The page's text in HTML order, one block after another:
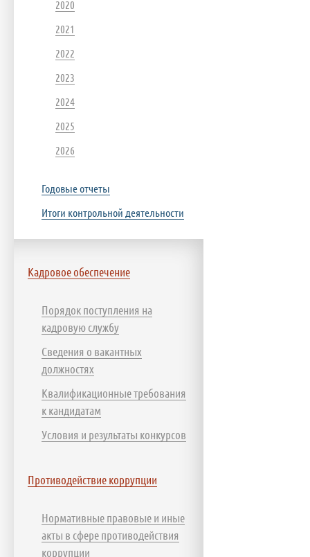
2020
2021
2022
2023
2024
2025
2026
Годовые отчеты
Итоги контрольной деятельности
Кадровое обеспечение
Порядок поступления на
кадровую службу
Сведения о вакантных
должностях
Квалификационные требования
к кандидатам
Условия и результаты конкурсов
Противодействие коррупции
Нормативные правовые и иные
акты в сфере противодействия
коррупции